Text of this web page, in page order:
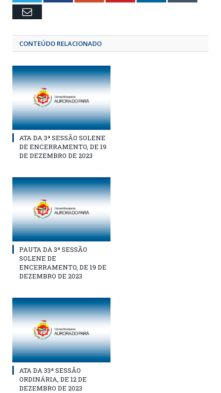
Email
CONTEÚDO RELACIONADO
ATA DA 3ª SESSÃO SOLENE
DE ENCERRAMENTO, DE 19
DE DEZEMBRO DE 2023
PAUTA DA 3ª SESSÃO
SOLENE DE
ENCERRAMENTO, DE 19 DE
DEZEMBRO DE 2023
ATA DA 33ª SESSÃO
ORDINÁRIA, DE 12 DE
DEZEMBRO DE 2023